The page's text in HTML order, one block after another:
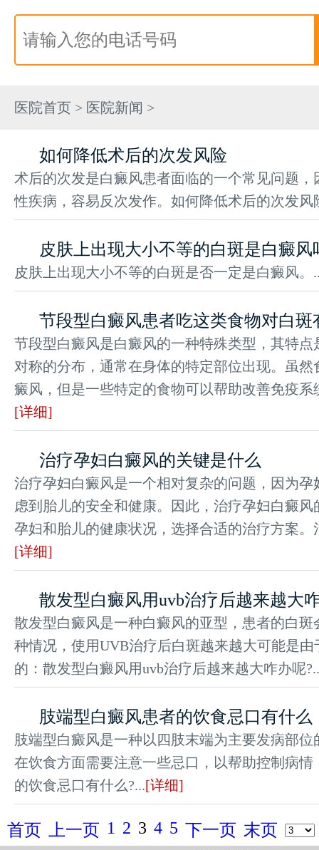
医院首页 > 医院新闻 >
如何降低术后的次发风险
术后的次发是白癜风患者面临的一个常见问题
性疾病，容易反次发作。如何降低术后的次发风
皮肤上出现大小不等的白斑是白癜风
皮肤上出现大小不等的白斑是否一定是白癜风。
节段型白癜风患者吃这类食物对白斑
节段型白癜风是白癜风的一种特殊类型，其特点
对称的分布，通常在身体的特定部位出现。虽
癜风，但是一些特定的食物可以帮助改善免疫系
[详细]
治疗孕妇白癜风的关键是什么
治疗孕妇白癜风是一个相对复杂的问题，因为孕
虑到胎儿的安全和健康。因此，治疗孕妇白癜
孕妇和胎儿的健康状况，选择合适的治疗方案。
[详细]
散发型白癜风用uvb治疗后越来越大
散发型白癜风是一种白癜风的亚型，患者的白斑
种情况，使用UVB治疗后白斑越来越大可能是由
的：散发型白癜风用uvb治疗后越来越大咋办呢
肢端型白癜风患者的饮食忌口有什么
肢端型白癜风是一种以四肢末端为主要发病部
在饮食方面需要注意一些忌口，以帮助控制病情
的饮食忌口有什么?...[详细]
首页 上一页 1 2 3 4 5 下一页 末页